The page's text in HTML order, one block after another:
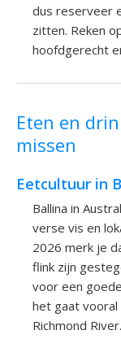
dus reserveer
zitten. Reken
hoofdgerecht
Eten en
missen
Eetcultuur in
Ballina in
verse vis en
2026 merk je
flink zijn
voor een
het gaat
Richmond